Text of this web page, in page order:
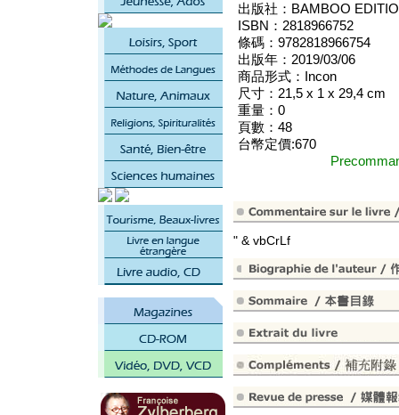
出版社：BAMBOO
ISBN：2818966752
條碼：9782818966754
出版年：2019/03/06
商品形式：Incon
尺寸：21,5 x 1 x 29,4 cm
重量：0
頁數：48
台幣定價:670
" & vbCrLf